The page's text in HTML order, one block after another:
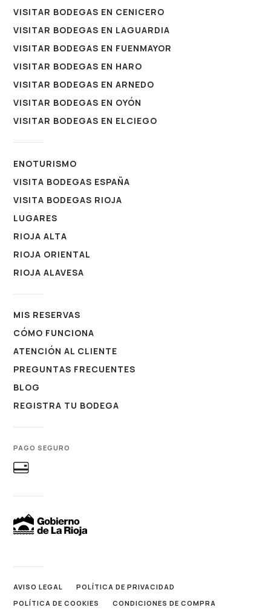
VISITAR BODEGAS EN CENICERO
VISITAR BODEGAS EN LAGUARDIA
VISITAR BODEGAS EN FUENMAYOR
VISITAR BODEGAS EN HARO
VISITAR BODEGAS EN ARNEDO
VISITAR BODEGAS EN OYÓN
VISITAR BODEGAS EN ELCIEGO
ENOTURISMO
VISITA BODEGAS ESPAÑA
VISITA BODEGAS RIOJA
LUGARES
RIOJA ALTA
RIOJA ORIENTAL
RIOJA ALAVESA
MIS RESERVAS
CÓMO FUNCIONA
ATENCIÓN AL CLIENTE
PREGUNTAS FRECUENTES
BLOG
REGISTRA TU BODEGA
PAGO SEGURO
AVISO LEGAL
POLÍTICA DE PRIVACIDAD
POLÍTICA DE COOKIES
CONDICIONES DE COMPRA